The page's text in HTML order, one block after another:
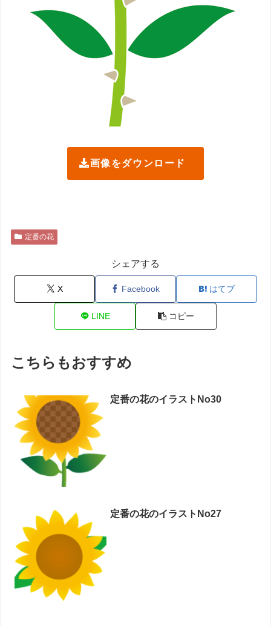
画像をダウンロード
定番の花
シェアする
X Facebook はてブ
LINE コピー
こちらもおすすめ
定番の花のイラストNo30
定番の花のイラストNo27